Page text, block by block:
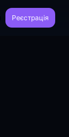
Реєстрація